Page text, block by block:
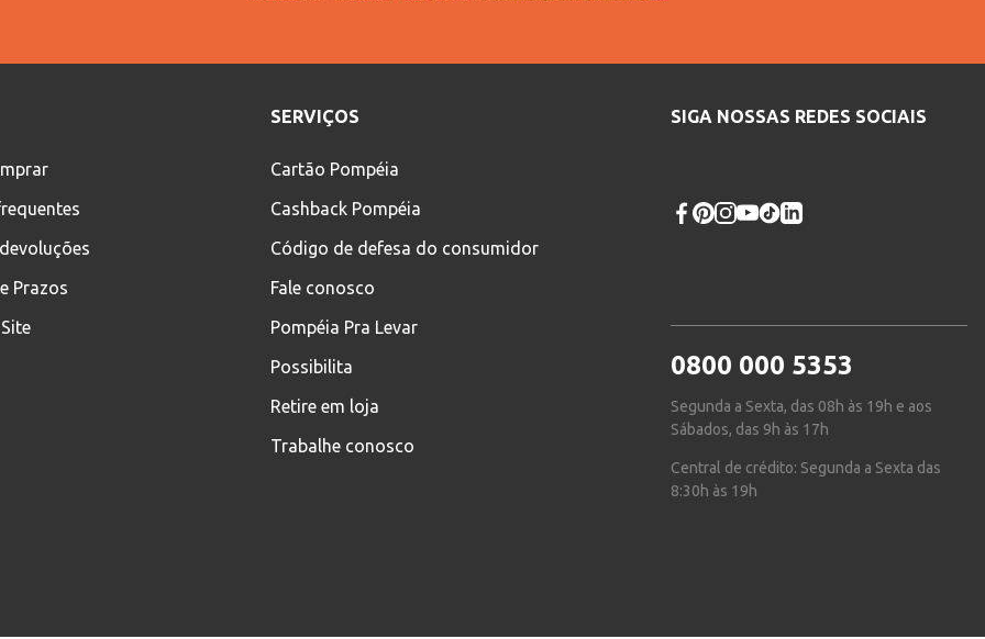
Prazos
SERVIÇOS
Cartão Pompéia
Cashback Pompéia
Código de defesa do consumidor
Fale conosco
Pompéia Pra Levar
Possibilita
Retire em loja
Trabalhe conosco
SIGA NOSSAS REDES SOCIAIS
0800 000 5353
Segunda a Sexta, das 08h às 19h e aos
Sábados, das 9h às 17h
Central de crédito: Segunda a Sexta das
8:30h às 19h